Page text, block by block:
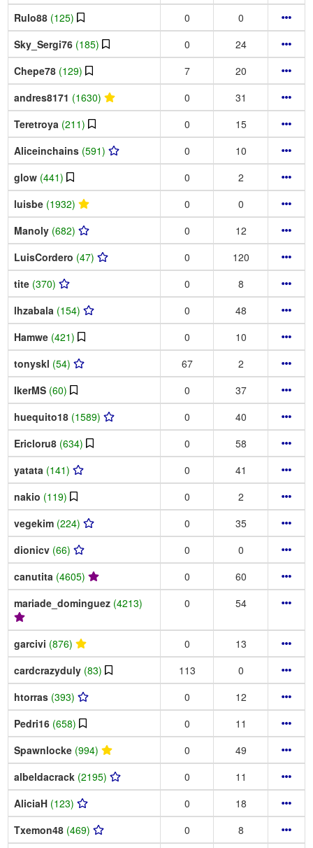
Rulo88 (125) 0
0
Sky_Sergi76 (185) 0
24
Chepe78 (129) 7
20
andres8171 (1630) 0
31
Teretroya (211) 0
15
Aliceinchains (591) 0
10
glow (441) 0
2
luisbe (1932) 0
0
Manoly (682) 0
12
LuisCordero (47) 0
120
tite (370) 0
8
lhzabala (154) 0
48
Hamwe (421) 0
10
tonyskl (54) 67
2
IkerMS (60) 0
37
huequito18 (1589) 0
40
Ericloru8 (634) 0
58
yatata (141) 0
41
nakio (119) 0
2
vegekim (224) 0
35
dionicv (66) 0
0
canutita (4605) 0
60
mariade_dominguez (4213) 0 54
garcivi (876) 0
13
cardcrazyduly (83) 113
0
htorras (393) 0
12
Pedri16 (658) 0
11
Spawnlocke (994) 0
49
albeldacrack (2195) 0
11
AliciaH (123) 0
18
Txemon48 (469) 0
8